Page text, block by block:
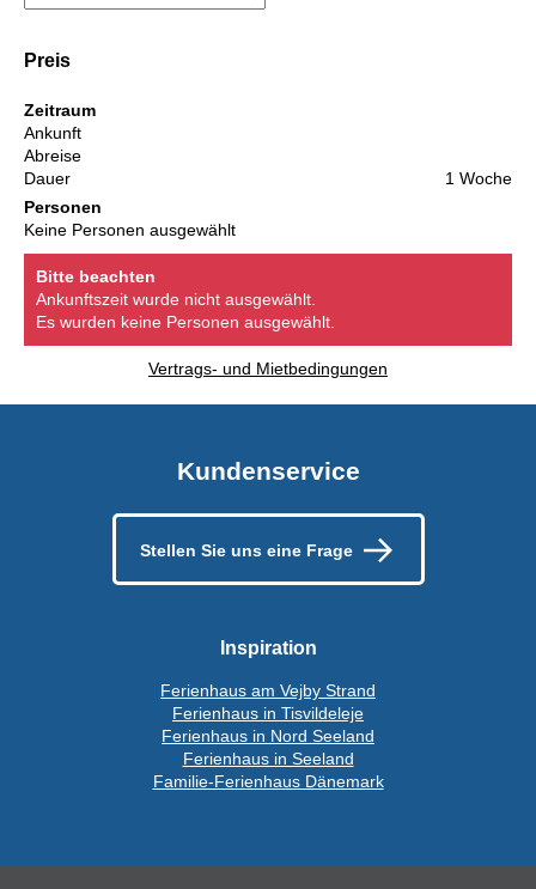
Preis
Zeitraum
Ankunft
Abreise
Dauer
1 Woche
Personen
Keine Personen ausgewählt
Bitte beachten
Ankunftszeit wurde nicht ausgewählt.
Es wurden keine Personen ausgewählt.
Vertrags- und Mietbedingungen
Kundenservice
Stellen Sie uns eine Frage
Inspiration
Ferienhaus am Vejby Strand
Ferienhaus in Tisvildeleje
Ferienhaus in Nord Seeland
Ferienhaus in Seeland
Familie-Ferienhaus Dänemark